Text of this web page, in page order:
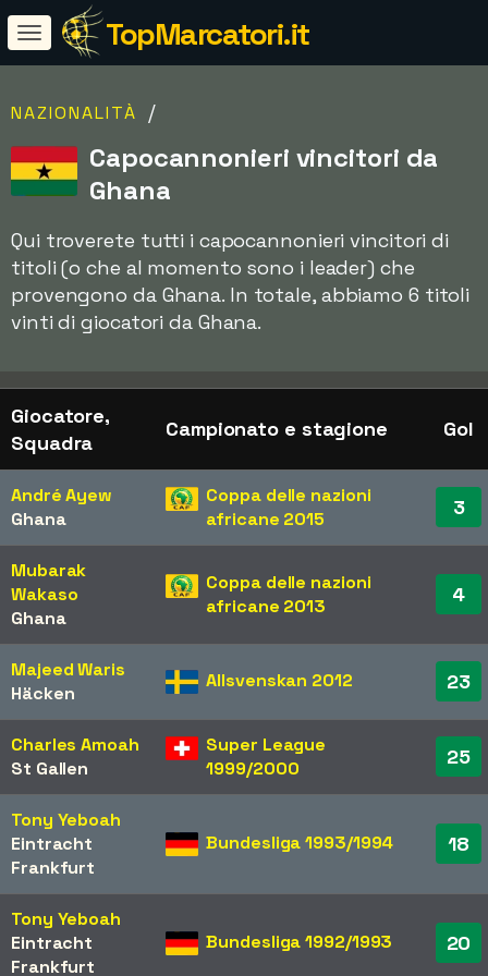
TopMarcatori.it
NAZIONALITÀ /
Capocannonieri vincitori da
Ghana
Qui troverete tutti i capocannonieri vincitori di
titoli (o che al momento sono i leader) che
provengono da Ghana. In totale, abbiamo 6 titoli
vinti di giocatori da Ghana.
Giocatore,
Squadra
Campionato e stagione Gol
André Ayew
Ghana
Coppa delle nazioni
africane 2015
3
Mubarak
Wakaso
Ghana
Coppa delle nazioni
africane 2013
4
Majeed Waris
Häcken
Allsvenskan 2012 23
Charles Amoah
St Gallen
Super League
1999/2000
25
Tony Yeboah
Eintracht
Frankfurt
Bundesliga 1993/1994 18
Tony Yeboah
Eintracht
Frankfurt
Bundesliga 1992/1993 20